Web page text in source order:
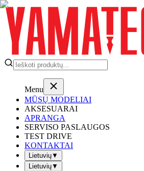
Menu
MŪSŲ MODELIAI
AKSESUARAI
APRANGA
SERVISO PASLAUGOS
TEST DRIVE
KONTAKTAI
Lietuvių▼
Lietuvių▼